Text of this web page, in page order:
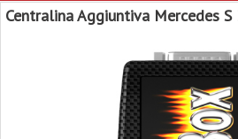
Centralina Aggiuntiva Mercedes